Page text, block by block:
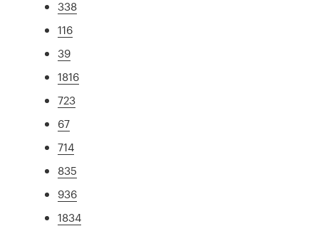
338
116
39
1816
723
67
714
835
936
1834